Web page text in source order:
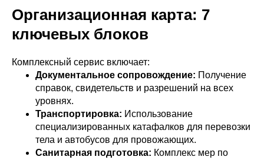
Организационная карта: 7
ключевых блоков
Комплексный сервис включает:
Документальное сопровождение: Получение
справок, свидетельств и разрешений на всех
уровнях.
Транспортировка: Использование
специализированных катафалков для перевозки
тела и автобусов для провожающих.
Санитарная подготовка: Комплекс мер по